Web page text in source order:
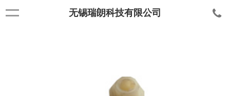
无锡瑞朗科技有限公司